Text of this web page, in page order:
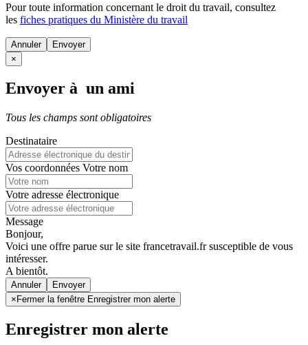
Pour toute information concernant le droit du travail, consultez
les fiches pratiques du Ministère du travail
Annuler
×
Envoyer à un ami
Tous les champs sont obligatoires
Destinataire
Vos coordonnées Votre nom
Votre adresse électronique
Message
Bonjour,
Voici une offre parue sur le site francetravail.fr susceptible de vous
intéresser.
A bientôt.
Annuler
× Fermer la fenêtre Enregistrer mon alerte
Enregistrer mon alerte